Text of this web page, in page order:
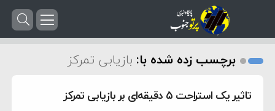
برچسب زده شده با: بازیابی تمرکز
تاثیر یک استراحت ۵ دقیقه‌ای بر بازیابی تمرکز